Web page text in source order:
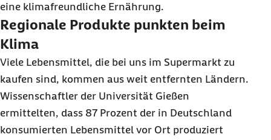
eine klimafreundliche Ernährung.
Regionale Produkte punkten beim
Klima
Viele Lebensmittel, die bei uns im Supermarkt zu
kaufen sind, kommen aus weit entfernten Ländern.
Wissenschaftler der Universität Gießen
ermittelten, dass 87 Prozent der in Deutschland
konsumierten Lebensmittel vor Ort produziert